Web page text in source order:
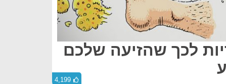
לכך שהזיעה שלכם
4,199